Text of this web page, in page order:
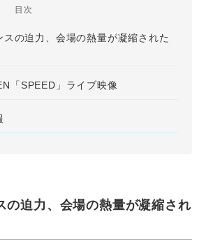
目次
スの迫力、会場の熱量が凝縮された
「SPEED」ライブ映像
の迫力、会場の熱量が凝縮され